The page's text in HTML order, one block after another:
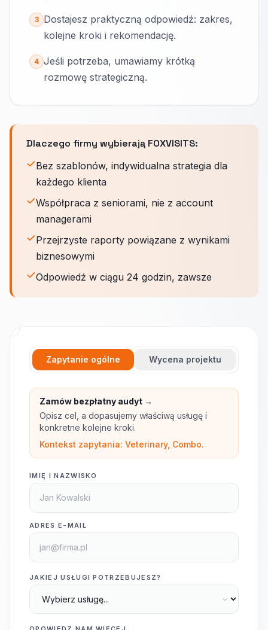
3
Dostajesz praktyczną odpowiedź: zakres,
kolejne kroki i rekomendację.
4 Jeśli potrzeba, umawiamy krótką
rozmowę strategiczną.
Dlaczego firmy wybierają FOXVISITS:
Bez szablonów, indywidualna strategia dla
każdego klienta
Współpraca z seniorami, nie z account
managerami
Przejrzyste raporty powiązane z wynikami
biznesowymi
Odpowiedź w ciągu 24 godzin, zawsze
Zapytanie ogólne Wycena projektu
Zamów bezpłatny audyt →
Opisz cel, a dopasujemy właściwą usługę i
konkretne kolejne kroki.
Kontekst zapytania: Veterinary, Combo.
IMIĘ I NAZWISKO
ADRES E-MAIL
JAKIEJ USŁUGI POTRZEBUJESZ?